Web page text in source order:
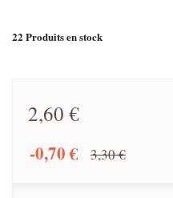
22 Produits en stock
2,60 €
-0,70 € 3,30 €